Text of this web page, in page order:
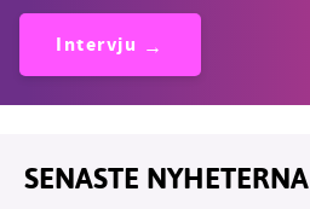
Intervju
SENASTE NYHETERNA